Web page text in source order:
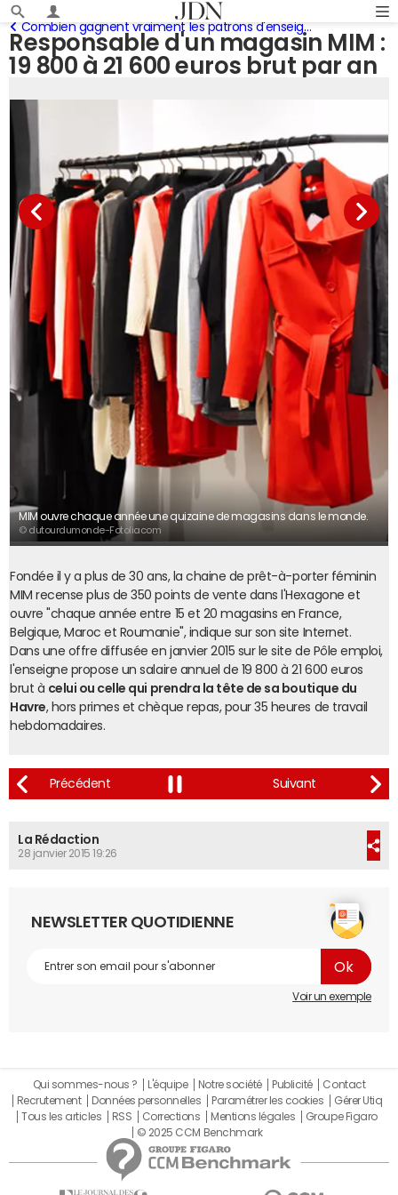
Responsable d'un magasin MIM :
19 800 à 21 600 euros brut par an
Combien gagnent vraiment les patrons d'enseigne
MIM ouvre chaque année une quizaine de magasins dans le monde.
© dutourdumonde-Fotoliacom
Fondée il y a plus de 30 ans, la chaine de prêt-à-porter féminin
MIM recense plus de 350 points de vente dans l'Hexagone et
ouvre "chaque année entre 15 et 20 magasins en France,
Belgique, Maroc et Roumanie", indique sur son site Internet.
Dans une offre diffusée en janvier 2015 sur le site de Pôle emploi,
l'enseigne propose un salaire annuel de 19 800 à 21 600 euros
brut à celui ou celle qui prendra la tête de sa boutique du
Havre, hors primes et chèque repas, pour 35 heures de travail
hebdomadaires.
La Rédaction
28 janvier 2015 19:26
NEWSLETTER QUOTIDIENNE
Voir un exemple
Qui sommes-nous ? L'équipe Notre société Publicité
Contact
Recrutement
Données personnelles Paramétrer les cookies
Gérer Utiq
Tous les articles
RSS Corrections Mentions légales
Groupe Figaro
© 2025 CCM Benchmark